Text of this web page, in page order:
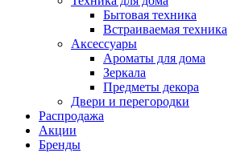
Бытовая техника
Встраиваемая техника
Аксессуары
Ароматы для дома
Зеркала
Предметы декора
Двери и перегородки
Распродажа
Акции
Бренды